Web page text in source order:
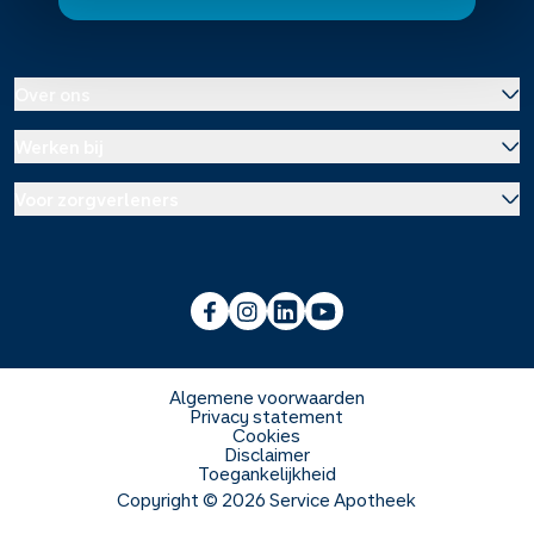
Franchise informatie
Voorlichting scholen
Algemene voorwaarden
Privacy statement
Cookies
Disclaimer
Toegankelijkheid
Copyright © 2026 Service Apotheek